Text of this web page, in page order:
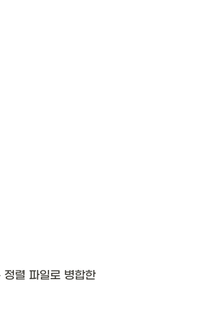
렬 파일로 병합한